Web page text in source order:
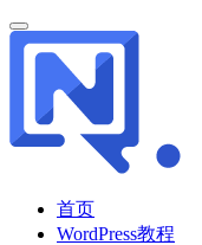
首页
WordPress教程